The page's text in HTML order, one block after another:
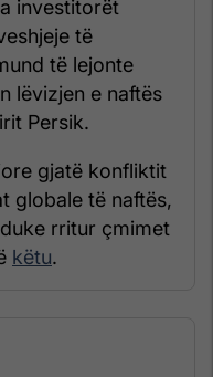
investitorët
të
të lejonte
lëvizjen e naftës
Persik.
gjatë konfliktit
globale të naftës,
rritur çmimet
këtu.